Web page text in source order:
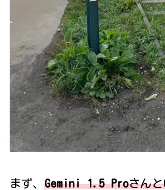
まず、 Gemini 1.5 Proさんと